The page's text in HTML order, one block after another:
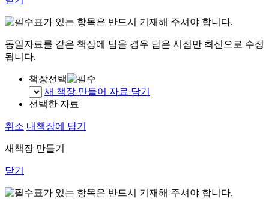
표가 있는 항목은 반드시 기재해 주셔야 합니다.
동일자료를 같은 책장에 담을 경우 담은 시점만 최신으로 수정
됩니다.
책장선택
새 책장 만들어 자료 담기
선택한 자료
취소 내책장에 담기
새책장 만들기
닫기
표가 있는 항목은 반드시 기재해 주셔야 합니다.